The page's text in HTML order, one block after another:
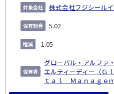
株式会社フジシール
5.02
-1.05
グローバル・アルファ
エルティーディー（
ｔａｌ Ｍａｎａｇｅ